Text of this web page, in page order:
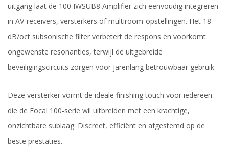
uitgang laat de 100 IWSUB8 Amplifier zich eenvoudig integreren
in AV-receivers, versterkers of multiroom-opstellingen. Het 18
dB/oct subsonische filter verbetert de respons en voorkomt
ongewenste resonanties, terwijl de uitgebreide
beveiligingscircuits zorgen voor jarenlang betrouwbaar gebruik.
Deze versterker vormt de ideale finishing touch voor iedereen
die de Focal 100-serie wil uitbreiden met een krachtige,
onzichtbare sublaag. Discreet, efficiënt en afgestemd op de
beste prestaties.